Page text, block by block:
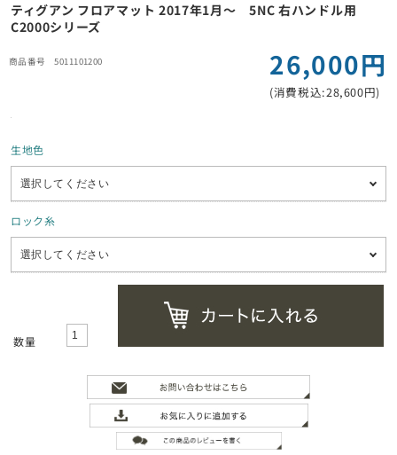
ティグアン フロアマット 2017年1月～ 5NC 右ハンドル用
C2000シリーズ
5011101200 26,000円
(消費税込:28,600円)
生地色
ロック糸
数量